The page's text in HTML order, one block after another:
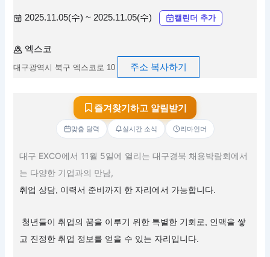
2025.11.05(수) ~ 2025.11.05(수) 캘린더 추가
엑스코
대구광역시 북구 엑스코로 10 주소 복사하기
즐겨찾기하고 알림받기
맞춤 달력 실시간 소식 리마인더
대구 EXCO에서 11월 5일에 열리는 대구경북 채용박람회에서
는 다양한 기업과의 만남,
취업 상담, 이력서 준비까지 한 자리에서 가능합니다.
청년들이 취업의 꿈을 이루기 위한 특별한 기회로, 인맥을 쌓
고 진정한 취업 정보를 얻을 수 있는 자리입니다.